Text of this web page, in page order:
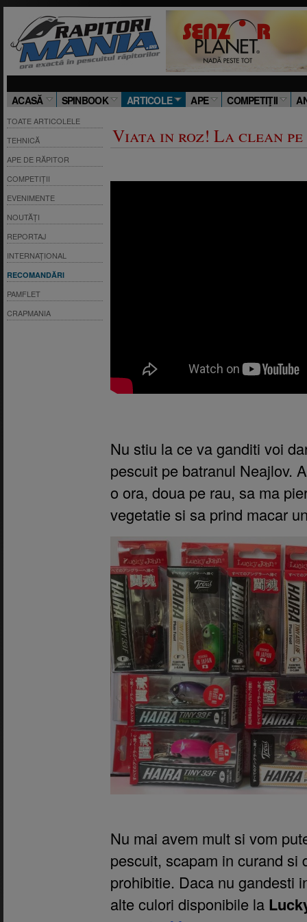
ACASĂ SPINBOOK ARTICOLE APE COMPETIŢII
TOATE ARTICOLELE
TEHNICĂ
APE DE RĂPITOR
COMPETIȚII
EVENIMENTE
NOUTĂȚI
REPORTAJ
INTERNAȚIONAL
RECOMANDĂRI
PAMFLET
CRAPMANIA
Viata in roz! La clean
Nu stiu la ce va ganditi voi
pescuit pe batranul Neajlov.
o ora, doua pe rau, sa ma
vegetatie si sa prind macar
Nu mai avem mult si vom
pescuit, scapam in curand si
prohibitie. Daca nu gandesti
alte culori disponibile la